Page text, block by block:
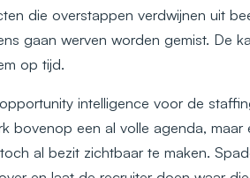
die overstappen verdwijnen uit
gaan werven worden gemist. De
op tijd.
intelligence voor de
bovenop een al volle agenda, maar
al bezit zichtbaar te maken.